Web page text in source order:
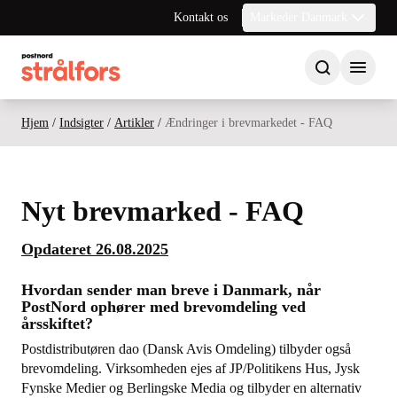
Kontakt os
Hjem / Indsigter / Artikler / Ændringer i brevmarkedet - FAQ
Nyt brevmarked - FAQ
Opdateret 26.08.2025
Hvordan sender man breve i Danmark, når
PostNord ophører med brevomdeling ved
årsskiftet?
Postdistributøren dao (Dansk Avis Omdeling) tilbyder også
brevomdeling. Virksomheden ejes af JP/Politikens Hus, Jysk
Fynske Medier og Berlingske Media og tilbyder en alternativ